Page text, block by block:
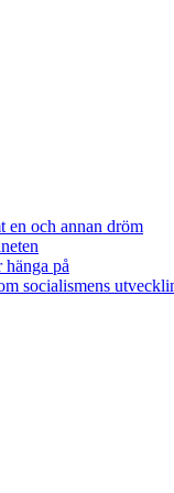
en och annan dröm
på
socialismens